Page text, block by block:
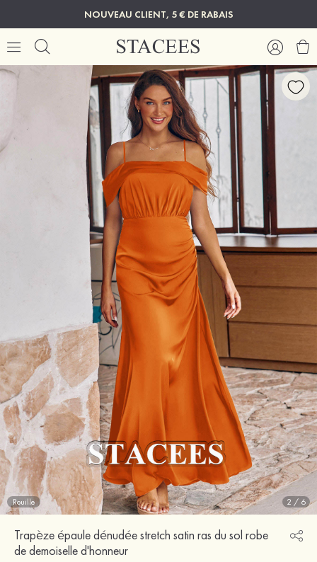
NOUVEAU CLIENT, 5 € DE RABAIS
Rouille 2 / 6
Trapèze épaule dénudée stretch satin ras du sol robe
de demoiselle d'honneur